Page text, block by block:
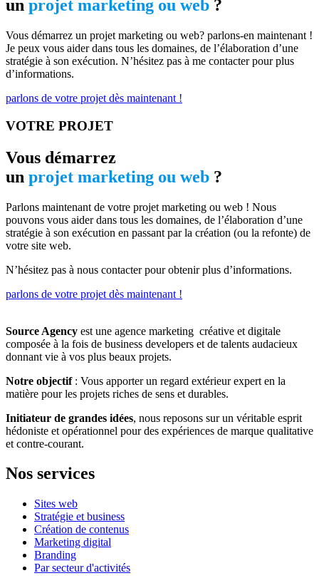
un projet marketing ou web ?
Vous démarrez un projet marketing ou web? parlons-en maintenant !
Je peux vous aider dans tous les domaines, de l’élaboration d’une
stratégie à son exécution. N’hésitez pas à me contacter pour plus
d’informations.
parlons de votre projet dès maintenant !
VOTRE PROJET
Vous démarrez
un projet marketing ou web ?
Parlons maintenant de votre projet marketing ou web ! Nous
pouvons vous aider dans tous les domaines, de l’élaboration d’une
stratégie à son exécution en passant par la création (ou la refonte) de
votre site web.
N’hésitez pas à nous contacter pour obtenir plus d’informations.
parlons de votre projet dès maintenant !
Source Agency est une agence marketing créative et digitale
composée à la fois de business developers et de talents audacieux
donnant vie à vos plus beaux projets.
Notre objectif: Vous apporter un regard extérieur expert en la
matière pour les projets riches de sens et durables.
Initiateur de grandes idées, nous reposons sur un véritable esprit
hédoniste et opérationnel pour des expériences de marque qualitative
et contre-courant.
Nos services
Sites web
Stratégie et business
Création de contenus
Marketing digital
Branding
Par secteur d'activités